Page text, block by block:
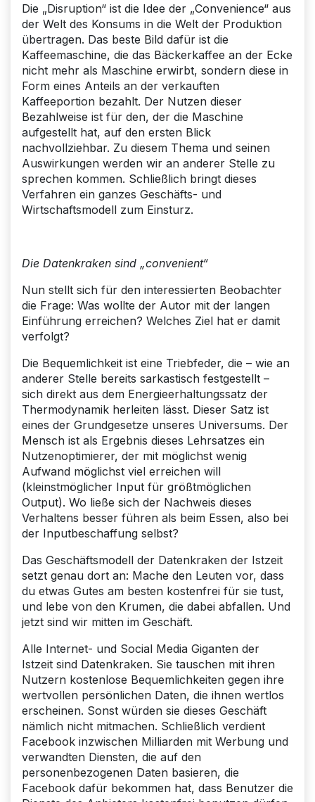
Die „Disruption“ ist die Idee der „Convenience“ aus
der Welt des Konsums in die Welt der Produktion
übertragen. Das beste Bild dafür ist die
Kaffeemaschine, die das Bäckerkaffee an der Ecke
nicht mehr als Maschine erwirbt, sondern diese in
Form eines Anteils an der verkauften
Kaffeeportion bezahlt. Der Nutzen dieser
Bezahlweise ist für den, der die Maschine
aufgestellt hat, auf den ersten Blick
nachvollziehbar. Zu diesem Thema und seinen
Auswirkungen werden wir an anderer Stelle zu
sprechen kommen. Schließlich bringt dieses
Verfahren ein ganzes Geschäfts- und
Wirtschaftsmodell zum Einsturz.
Die Datenkraken sind „convenient“
Nun stellt sich für den interessierten Beobachter
die Frage: Was wollte der Autor mit der langen
Einführung erreichen? Welches Ziel hat er damit
verfolgt?
Die Bequemlichkeit ist eine Triebfeder, die – wie an
anderer Stelle bereits sarkastisch fest­gestellt –
sich direkt aus dem Energieerhaltungssatz der
Thermodynamik herleiten lässt. Dieser Satz ist
eines der Grundgesetze unseres Universums. Der
Mensch ist als Ergebnis dieses Lehrsatzes ein
Nutzenoptimierer, der mit möglichst wenig
Aufwand möglichst viel erreichen will
(kleinstmöglicher Input für größtmöglichen
Output). Wo ließe sich der Nachweis dieses
Verhaltens besser führen als beim Essen, also bei
der Inputbeschaffung selbst?
Das Geschäftsmodell der Datenkraken der Istzeit
setzt genau dort an: Mache den Leuten vor, dass
du etwas Gutes am besten kostenfrei für sie tust,
und lebe von den Krumen, die dabei abfallen. Und
jetzt sind wir mitten im Geschäft.
Alle Internet- und Social Media Giganten der
Istzeit sind Datenkraken. Sie tauschen mit ihren
Nutzern kostenlose Bequemlichkeiten gegen ihre
wertvollen persönlichen Daten, die ihnen wertlos
erscheinen. Sonst würden sie dieses Geschäft
nämlich nicht mitmachen. Schließlich verdient
Facebook inzwischen Milliarden mit Werbung und
verwandten Diensten, die auf den
personenbezogenen Daten basieren, die
Facebook dafür bekommen hat, dass Benutzer die